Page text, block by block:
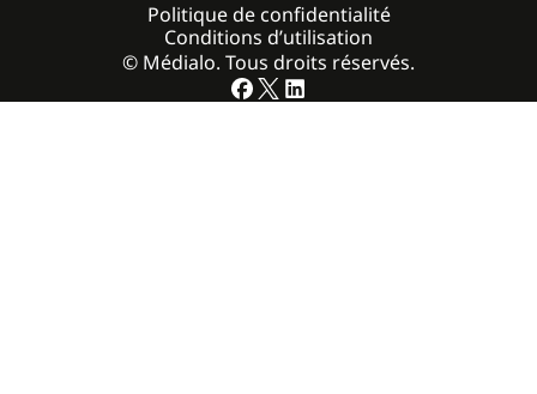
© Médialo. Tous droits réservés.
Politique de confidentialité
Conditions d’utilisation